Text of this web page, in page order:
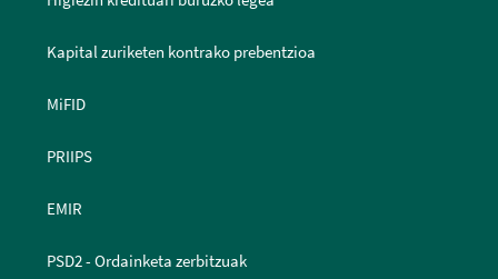
Kapital zuriketen kontrako prebentzioa
MiFID
PRIIPS
EMIR
PSD2 - Ordainketa zerbitzuak